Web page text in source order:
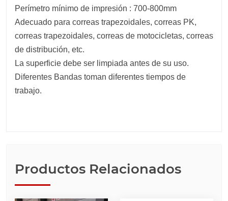
Perímetro mínimo de impresión : 700-800mm
Adecuado para correas trapezoidales, correas PK,
correas trapezoidales, correas de motocicletas, correas
de distribución, etc.
La superficie debe ser limpiada antes de su uso.
Diferentes Bandas toman diferentes tiempos de
trabajo.
Productos Relacionados